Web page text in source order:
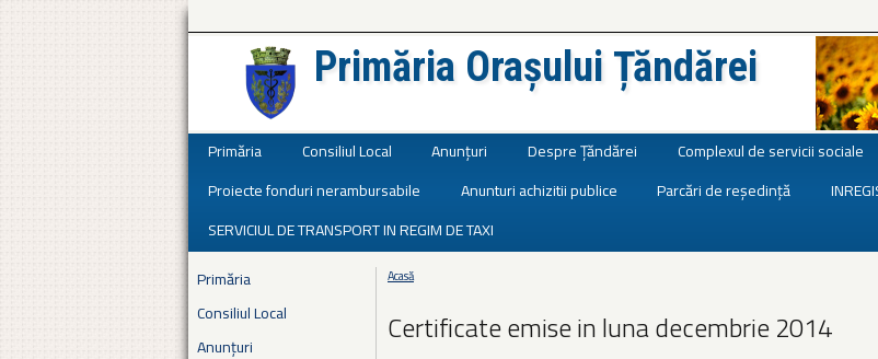
Primăria Orașului Țăndărei
Primăria Consiliul Local Anunțuri Despre Țăndărei Complexul de servicii sociale
Proiecte fonduri nerambursabile
Anunturi achizitii publice Parcări de reședință
SERVICIUL DE TRANSPORT IN REGIM DE TAXI
Primăria
Consiliul Local
Anunțuri
Eşti aici
Acasă
Certificate emise in luna decembrie 2014